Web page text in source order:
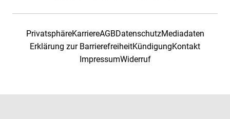
PrivatsphäreKarriereAGBDatenschutzMediadaten
Erklärung zur BarrierefreiheitKündigungKontakt
ImpressumWiderruf